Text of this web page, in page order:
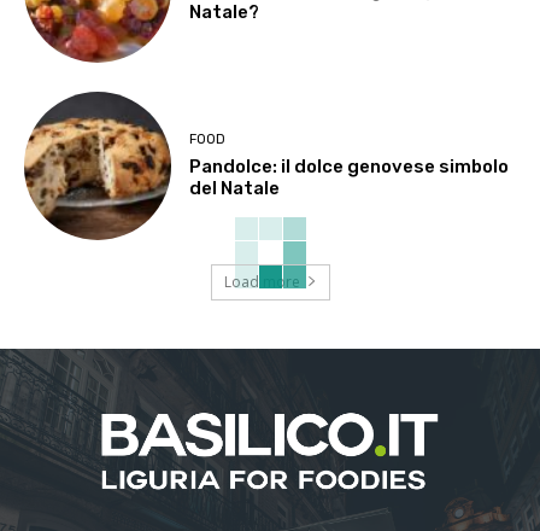
Natale?
FOOD
Pandolce: il dolce genovese simbolo
del Natale
Load more